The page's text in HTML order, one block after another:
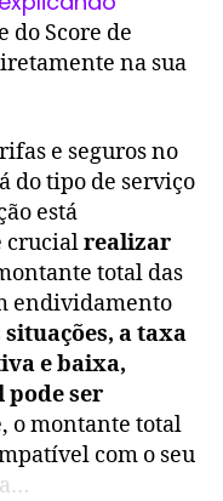
do Score de
na sua
e seguros no
do tipo de serviço
está
crucialrealizar
total das
endividamento
a taxa
e baixa,
pode ser
o montante total
com o seu